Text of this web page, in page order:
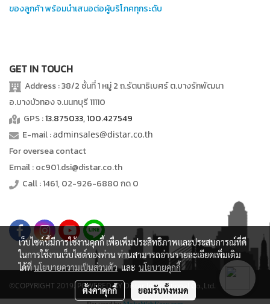
ของลูกค้า พร้อมนำเสนอต่อผู้บริโภคทุกระดับ
GET IN TOUCH
Address : 38/2 ชั้นที่ 1 หมู่ 2 ถ.รัตนาธิเบศร์ ต.บางรักพัฒนา
อ.บางบัวทอง จ.นนทบุรี 11110
GPS :13.875033, 100.427549
E-mail :adminsales@distar.co.th
For oversea contact
Email : oc901.dsi@distar.co.th
Call : 1461, 02-926-6880 กด 0
©COPYRIGHT 2019. POWERED BY Distar International Co.,Ltd.
เว็บไซต์นี้มีการใช้งานคุกกี้ เพื่อเพิ่มประสิทธิภาพและประสบการณ์ที่ดี
ในการใช้งานเว็บไซต์ของท่าน ท่านสามารถอ่านรายละเอียดเพิ่มเติม
ได้ที่นโยบายความเป็นส่วนตัวและ นโยบายคุกกี้
ตั้งค่าคุกกี้ ยอมรับทั้งหมด